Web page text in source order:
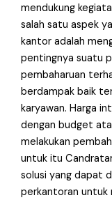
mendukung
salah satu aspek
kantor adalah
pentingnya suatu
pembaharuan
berdampak baik
karyawan. Harga
dengan budget
melakukan
untuk itu
solusi yang dapat
perkantoran untuk